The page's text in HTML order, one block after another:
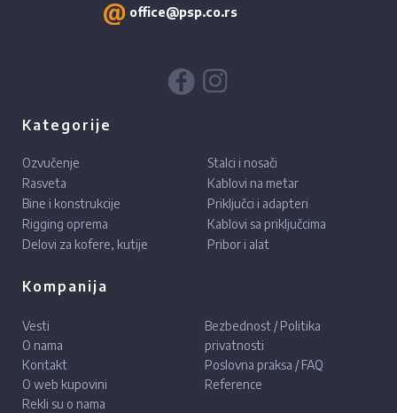
office@psp.co.rs
Kategorije
Ozvučenje
Rasveta
Bine i konstrukcije
Rigging oprema
Delovi za kofere, kutije
Stalci i nosači
Kablovi na metar
Priključci i adapteri
Kablovi sa priključcima
Pribor i alat
Kompanija
Vesti
O nama
Kontakt
O web kupovini
Rekli su o nama
Bezbednost / Politika
privatnosti
Poslovna praksa / FAQ
Reference